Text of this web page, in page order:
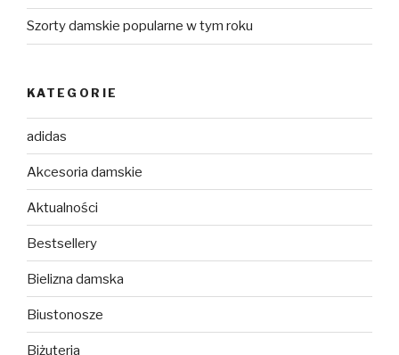
Szorty damskie popularne w tym roku
KATEGORIE
adidas
Akcesoria damskie
Aktualności
Bestsellery
Bielizna damska
Biustonosze
Biżuteria